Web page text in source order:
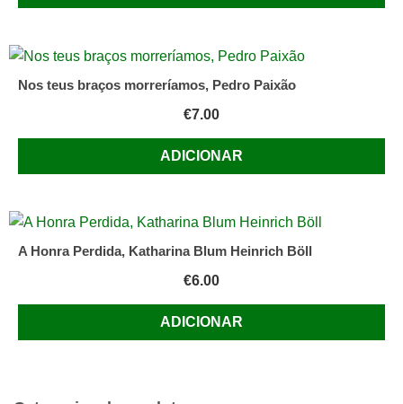
Nos teus braços morreríamos, Pedro Paixão
€7.00
ADICIONAR
A Honra Perdida, Katharina Blum Heinrich Böll
€6.00
ADICIONAR